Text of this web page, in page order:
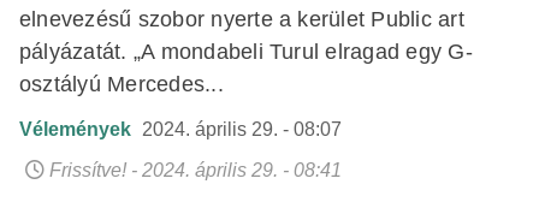
elnevezésű szobor nyerte a kerület Public art
pályázatát. „A mondabeli Turul elragad egy G-
osztályú Mercedes...
Vélemények 2024. április 29. - 08:07
Frissítve! - 2024. április 29. - 08:41